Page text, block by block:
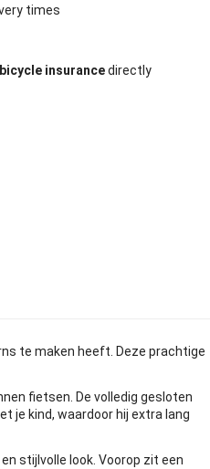
times
bicycle insurancedirectly
te maken heeft. Deze prachtige
fietsen. De volledig gesloten
je kind, waardoor hij extra lang
stijlvolle look. Voorop zit een